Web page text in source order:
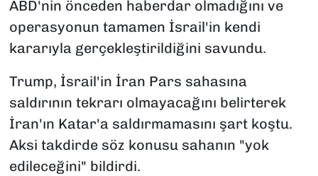
ABD'nin önceden haberdar olmadığını ve
operasyonun tamamen İsrail'in kendi
kararıyla gerçekleştirildiğini savundu.
Trump, İsrail'in İran Pars sahasına
saldırının tekrarı olmayacağını belirterek
İran'ın Katar'a saldırmamasını şart koştu.
Aksi takdirde söz konusu sahanın "yok
edileceğini" bildirdi.